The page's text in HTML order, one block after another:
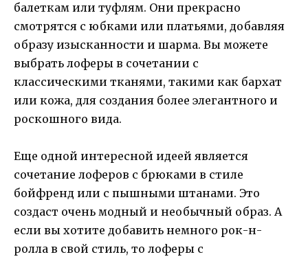
балеткам или туфлям. Они прекрасно
смотрятся с юбками или платьями, добавляя
образу изысканности и шарма. Вы можете
выбрать лоферы в сочетании с
классическими тканями, такими как бархат
или кожа, для создания более элегантного и
роскошного вида.
Еще одной интересной идеей является
сочетание лоферов с брюками в стиле
бойфренд или с пышными штанами. Это
создаст очень модный и необычный образ. А
если вы хотите добавить немного рок-н-
ролла в свой стиль, то лоферы с